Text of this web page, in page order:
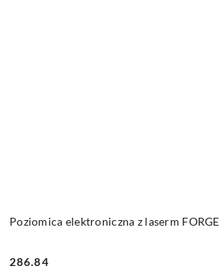
Poziomica elektroniczna z laserm
286.84